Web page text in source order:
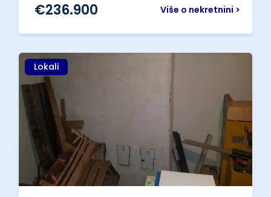
Više o nekretnini >
€236.900
Lokali